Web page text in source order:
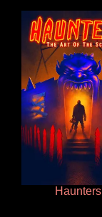
Haunters